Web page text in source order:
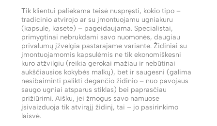
Tik klientui paliekama teisė nuspręsti, kokio tipo –
tradicinio atvirojo ar su įmontuojamu ugniakuru
(kapsule, kasete) – pageidaujama. Specialistai,
primygtinai nebrukdami savo nuomonės, daugiau
privalumų įžvelgia pastarajame variante. Židiniai su
įmontuojamomis kapsulėmis ne tik ekonomiškesni
kuro atžvilgiu (reikia gerokai mažiau ir nebūtinai
aukščiausios kokybės malkų), bet ir saugesni (galima
nesibaiminti palikti degančio židinio – nuo pavojaus
saugo ugniai atsparus stiklas) bei paprasčiau
prižiūrimi. Aišku, jei žmogus savo namuose
įsivaizduoja tik atvirąjį židinį, tai – jo pasirinkimo
laisvė.